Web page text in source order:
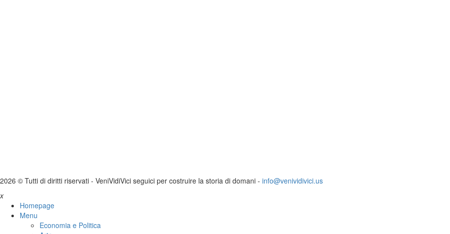
2026 © Tutti di diritti riservati - VeniVidiVici seguici per costruire la storia di domani - info@venividivici.us
x
Homepage
Menu
Economia e Politica